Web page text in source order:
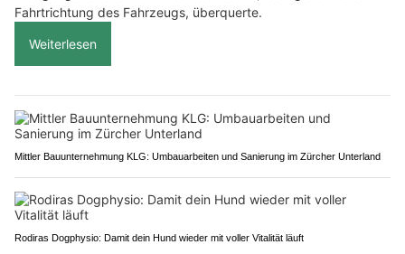
Fahrtrichtung des Fahrzeugs, überquerte.
Weiterlesen
Mittler Bauunternehmung KLG: Umbauarbeiten und Sanierung im Zürcher Unterland
Rodiras Dogphysio: Damit dein Hund wieder mit voller Vitalität läuft